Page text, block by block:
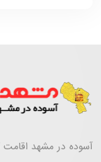
آسوده در مشهد اقامت